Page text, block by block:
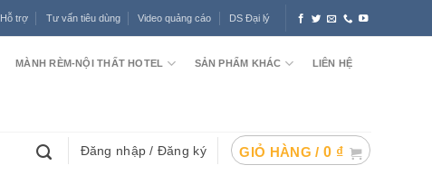
Hỗ trợ Tư vấn tiêu dùng Video quảng cáo DS Đại lý
MÀNH RÈM-NỘI THẤT HOTEL SẢN PHẨM KHÁC LIÊN HỆ
Đăng nhập / Đăng ký GIỎ HÀNG / 0 ₫